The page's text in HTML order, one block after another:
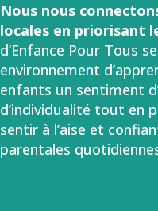
Nous nous
locales en priorisant
d’Enfance Pour Tous
environnement
enfants un sentiment
d’individualité tout en
sentir à l’aise et
parentales